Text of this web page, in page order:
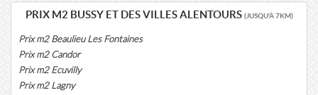
PRIX M2 BUSSY ET DES VILLES ALENTOURS (JUSQU'À 7KM)
Prix m2 Beaulieu Les Fontaines
Prix m2 Candor
Prix m2 Ecuvilly
Prix m2 Lagny